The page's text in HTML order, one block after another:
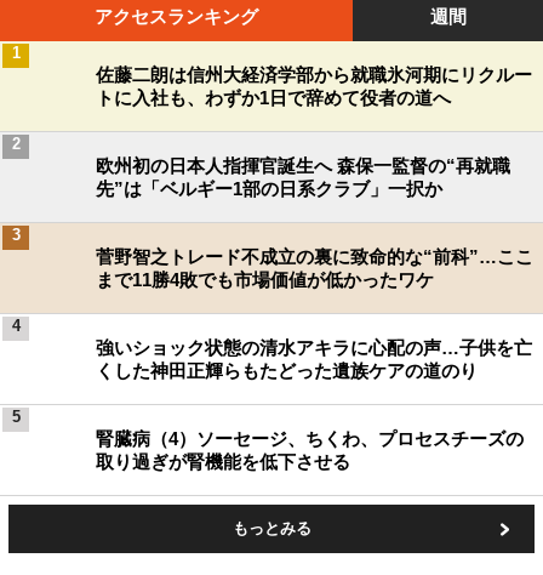
アクセスランキング 週間
佐藤二朗は信州大経済学部から就職氷河期にリクルー
トに入社も、わずか1日で辞めて役者の道へ
1
欧州初の日本人指揮官誕生へ 森保一監督の“再就職
先”は「ベルギー1部の日系クラブ」一択か
2
菅野智之トレード不成立の裏に致命的な“前科”…ここ
まで11勝4敗でも市場価値が低かったワケ
3
強いショック状態の清水アキラに心配の声…子供を亡
くした神田正輝らもたどった遺族ケアの道のり
4
腎臓病（4）ソーセージ、ちくわ、プロセスチーズの
取り過ぎが腎機能を低下させる
5
もっとみる